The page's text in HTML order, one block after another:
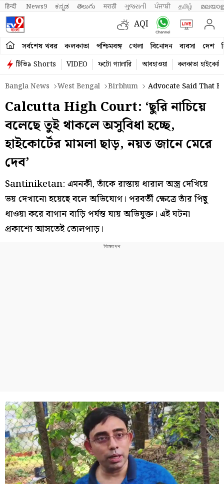
हिन्दी News9 ಕನ್ನಡ తెలుగు मराठी ગુજરાતી ਪੰਜਾਬੀ தமிழ்
AQI
সর্বশেষ খবর কলকাতা পশ্চিমবঙ্গ খেলা বিনোদন ব্যবসা দেশ
টিভি৯ Shorts VIDEO ফটো গ্যালারি আবহাওয়া
কলকাতা হাইকোর্ট
Bangla News
West Bengal Birbhum Advocate Said That
Calcutta High Court: ‘ছুরি নাচিয়ে
বলেছে তুই থাকলে অসুবিধা হচ্ছে,
হাইকোর্টের মামলা ছাড়, নয়ত জানে মেরে
দেব’
Santiniketan: এমনকী, তাঁকে রাস্তায় ধারাল অস্ত্র দেখিয়ে
ভয় দেখানো হয়েছে বলে অভিযোগ। পরবর্তী ক্ষেত্রে তাঁর পিছু
ধাওয়া করে বাগান বাড়ি পর্যন্ত যায় অভিযুক্ত। এই ঘটনা
প্রকাশ্যে আসতেই তোলপাড়।